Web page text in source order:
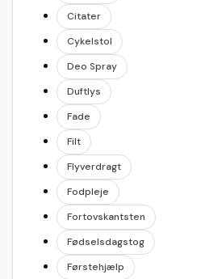
Citater
Cykelstol
Deo Spray
Duftlys
Fade
Filt
Flyverdragt
Fodpleje
Fortovskantsten
Fødselsdagstog
Førstehjælp